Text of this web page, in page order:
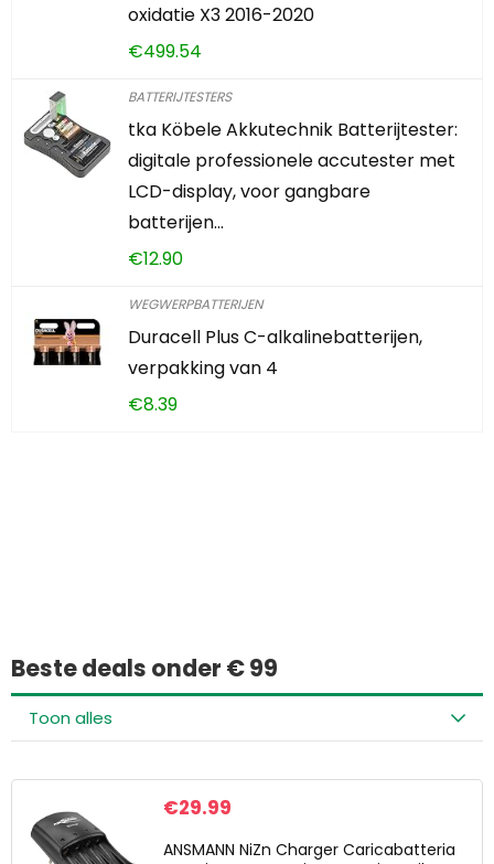
oxidatie X3 2016-2020
€499.54
BATTERIJTESTERS
tka Köbele Akkutechnik Batterijtester:
digitale professionele accutester met
LCD-display, voor gangbare
batterijen…
€12.90
WEGWERPBATTERIJEN
Duracell Plus C-alkalinebatterijen,
verpakking van 4
€8.39
Beste deals onder € 99
Toon alles
€29.99
ANSMANN NiZn Charger Caricabatteria